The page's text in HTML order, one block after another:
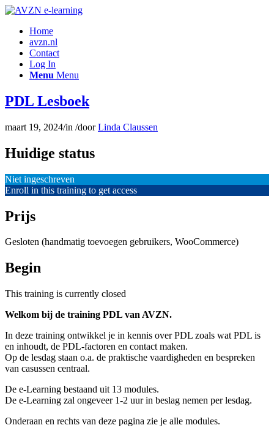
Home
avzn.nl
Contact
Log In
Menu Menu
PDL Lesboek
maart 19, 2024/in /doorLinda Claussen
Huidige status
Niet ingeschreven
Enroll in this training to get access
Prijs
Gesloten (handmatig toevoegen gebruikers, WooCommerce)
Begin
This training is currently closed
Welkom bij de training PDL van AVZN.
In deze training ontwikkel je in kennis over PDL zoals wat PDL is
en inhoudt, de PDL-factoren en contact maken.
Op de lesdag staan o.a. de praktische vaardigheden en bespreken
van casussen centraal.
De e-Learning bestaand uit 13 modules.
De e-Learning zal ongeveer 1-2 uur in beslag nemen per lesdag.
Onderaan en rechts van deze pagina zie je alle modules.